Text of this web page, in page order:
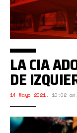
LA CIA
DE
14 Mayo 2021, 10:02 am.